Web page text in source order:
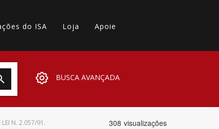
do ISA Loja Apoie
BUSCA AVANÇADA
LEI N. 2.057/91. 308 visualizações